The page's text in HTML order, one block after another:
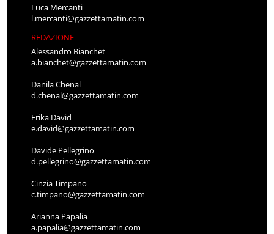
Luca Mercanti
l.mercanti@gazzettamatin.com
REDAZIONE
Alessandro Bianchet
a.bianchet@gazzettamatin.com
Danila Chenal
d.chenal@gazzettamatin.com
Erika David
e.david@gazzettamatin.com
Davide Pellegrino
d.pellegrino@gazzettamatin.com
Cinzia Timpano
c.timpano@gazzettamatin.com
Arianna Papalia
a.papalia@gazzettamatin.com